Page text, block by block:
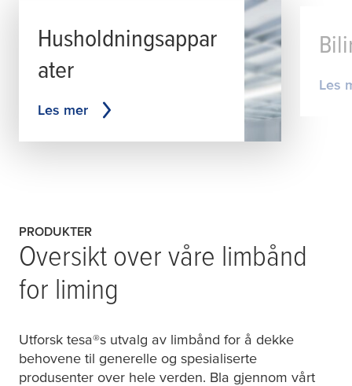
Husholdningsappar
ater
Les mer
Les
PRODUKTER
Oversikt over våre limbånd
for liming
Utforsk tesa®s utvalg av limbånd for å dekke
behovene til generelle og spesialiserte
produsenter over hele verden. Bla gjennom vårt